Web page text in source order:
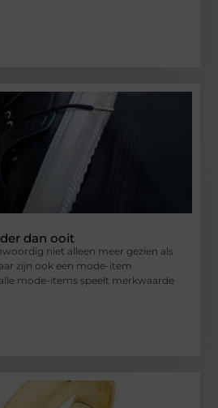
dan ooit
niet alleen meer gezien als
zijn ook een mode-item
mode-items speelt merkwaarde